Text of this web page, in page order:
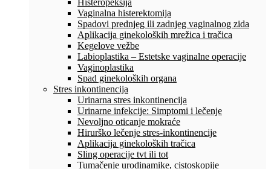
Histeropeksija
Vaginalna histerektomija
Spadovi prednjeg ili zadnjeg vaginalnog zida
Aplikacija ginekoloških mrežica i tračica
Kegelove vežbe
Labioplastika – Estetske vaginalne operacije
Vaginoplastika
Spad ginekoloških organa
Stres inkontinencija
Urinarna stres inkontinencija
Urinarne infekcije: Simptomi i lečenje
Nevoljno oticanje mokraće
Hirurško lečenje stres-inkontinencije
Aplikacija ginekoloških tračica
Sling operacije tvt ili tot
Tumačenje urodinamike, cistoskopije